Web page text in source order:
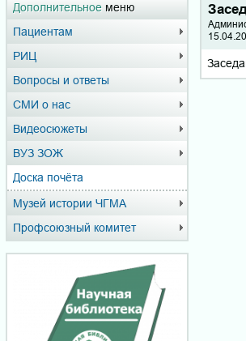
Дополнительное меню
Пациентам
РИЦ
Вопросы и ответы
СМИ о нас
Видеосюжеты
ВУЗ ЗОЖ
Доска почёта
Музей истории ЧГМА
Профсоюзный комитет